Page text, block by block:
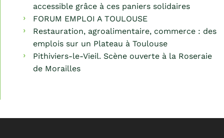
accessible grâce à ces paniers solidaires
FORUM EMPLOI A TOULOUSE
Restauration, agroalimentaire, commerce : des
emplois sur un Plateau à Toulouse
Pithiviers-le-Vieil. Scène ouverte à la Roseraie
de Morailles